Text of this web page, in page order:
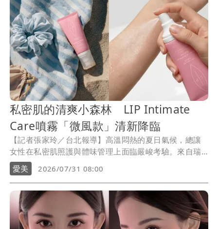
私密肌的清爽小森林 LIP Intimate
Care噴霧「微風款」清新降臨
【記者張家玲／台北報導】高溫悶熱的夏日氣候，總讓
女性在私密肌照護與體味管理上面臨嚴峻考驗。來自瑞
典的頂級私密保養專家LIP Intimate Care，以「與菌叢
共生」的純淨理念風靡歐洲，旗下「益生元平衡私密噴
霧」，今夏驚喜推出全新Bare Air 微風款。
愛美 2026/07/31 08:00